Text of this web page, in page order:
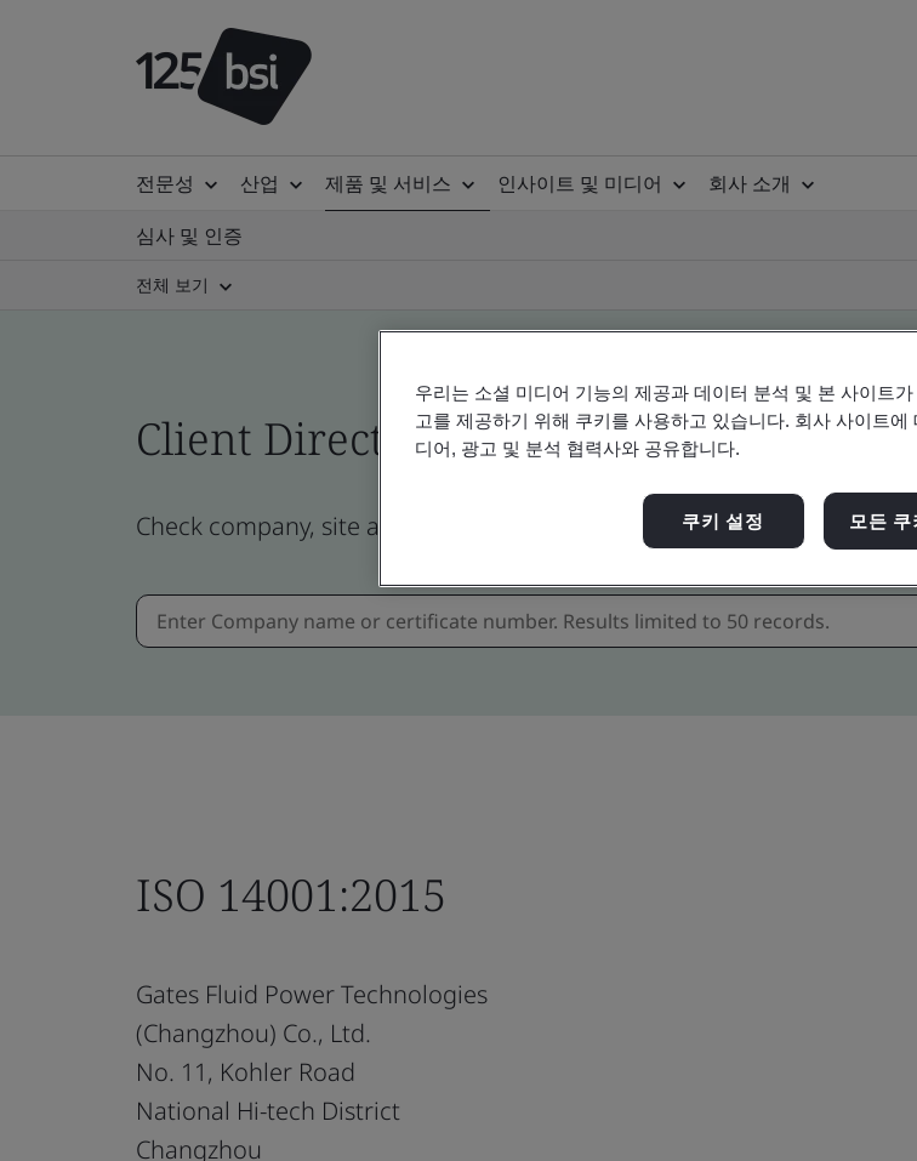
전문성 산업 제품 및 서비스 인사이트 및 미디어
회사 소개
심사 및 인증
전체 보기
Client Directory certificate
Check company, site and product certificates - Validation and
ISO 14001:2015
Gates Fluid Power Technologies
(Changzhou) Co., Ltd.
No. 11, Kohler Road
National Hi-tech District
Changzhou
우리는 소셜 미디어 기능의 제공과 데이터 분석 및 본 사이트
고를 제공하기 위해 쿠키를 사용하고 있습니다. 회사 사이트
디어, 광고 및 분석 협력사와 공유합니다.
쿠키 설정 모든